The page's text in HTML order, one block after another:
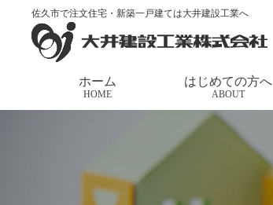
佐久市で注文住宅・新築一戸建ては大井建設工業へ
ホーム
HOME
はじめての方へ
ABOUT
トップページ > 家づくりの応援団長